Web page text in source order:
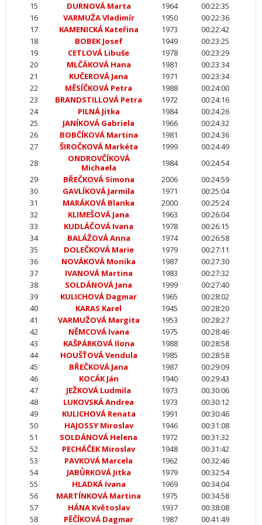
15
DURNOVÁ Marta 1964
00:22:35
16
VARMUŽA Vladimír 1950
00:22:36
17
KAMENICKÁ Kateřina 1973
00:22:42
18
BOBEK Josef 1949
00:23:25
19
CETLOVÁ Libuše 1978
00:23:29
20
MLČÁKOVÁ Hana 1981
00:23:34
21
KUČEROVÁ Jana 1971
00:23:34
22
MĚSÍČKOVÁ Petra 1988
00:24:00
23
BRANDSTILLOVÁ Petra 1972
00:24:16
24
PILNÁ Jitka 1984
00:24:26
25
JANÍKOVÁ Gabriela 1966
00:24:32
26
BOBČÍKOVÁ Martina 1981
00:24:36
27
ŠIROČKOVÁ Markéta 1999
00:24:49
28
ONDROVČÍKOVÁ
Michaela
1984
00:24:54
29
BŘEČKOVÁ Simona 2006
00:24:59
30
GAVLÍKOVÁ Jarmila 1971
00:25:04
31
MARÁKOVÁ Blanka 2000
00:25:24
32
KLIMEŠOVÁ Jana 1963
00:26:04
33
KUDLÁČOVÁ Ivana 1978
00:26:15
34
BALÁŽOVÁ Anna 1974
00:26:58
35
DOLEČKOVÁ Marie 1979
00:27:11
36
NOVÁKOVÁ Monika 1987
00:27:30
37
IVANOVÁ Martina 1983
00:27:32
38
SOLDÁNOVÁ Jana 1999
00:27:40
39
KULICHOVÁ Dagmar 1965
00:28:02
40
KARAS Karel 1945
00:28:20
41
VARMUŽOVÁ Margita 1953
00:28:27
42
NĚMCOVÁ Ivana 1975
00:28:46
43
KAŠPÁRKOVÁ Ilona 1988
00:28:58
44
HOUŠŤOVÁ Vendula 1985
00:28:58
45
BŘEČKOVÁ Jana 1987
00:29:09
46
KOCÁK Ján 1940
00:29:43
47
JEŽKOVÁ Ludmila 1973
00:30:06
48
LUKOVSKÁ Andrea 1973
00:30:12
49
KULICHOVÁ Renata 1991
00:30:46
50
HAJOSSY Miroslav 1946
00:31:08
51
SOLDÁNOVÁ Helena 1972
00:31:32
52
PECHÁČEK Miroslav 1948
00:31:42
53
PAVKOVÁ Marcela 1962
00:32:46
54
JABŮRKOVÁ Jitka 1979
00:32:54
55
HLADKÁ Ivana 1969
00:34:04
56
MARTÍNKOVÁ Martina 1975
00:34:58
57
HÁNA Květoslav 1937
00:38:08
58
PĚČÍKOVÁ Dagmar 1987 00:41:49